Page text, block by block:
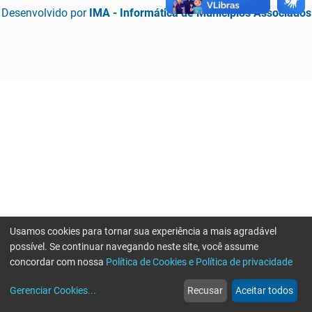
Desenvolvido por IMA - Informática de Municípios Associados
web
Notícias
more_horiz
Mais
Usamos cookies para tornar sua experiência a mais agradável
possível. Se continuar navegando neste site, você assume
concordar com nossa Política de Cookies e Política de privacidade
Gerenciar Cookies... Recusar Aceitar todos
Erro ao enviar informações, por favor tente novamente